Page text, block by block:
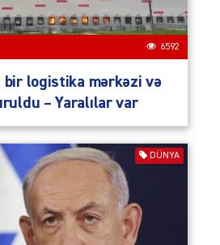
6592
bir logistika mərkəzi və
– Yaralılar var
DÜNYA